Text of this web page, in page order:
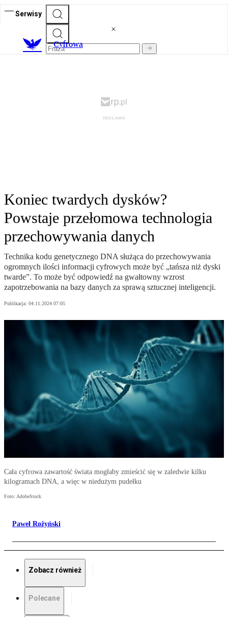
Serwisy
Cyfrowa
Koniec twardych dysków?
Powstaje przełomowa technologia
przechowywania danych
Technika kodu genetycznego DNA służąca do przechowywania
ogromnych ilości informacji cyfrowych może być „tańsza niż dyski
twarde”. To może być odpowiedź na gwałtowny wzrost
zapotrzebowania na bazy danych za sprawą sztucznej inteligencji.
Publikacja: 04.11.2024 07:05
Cała cyfrowa zawartość świata mogłaby zmieścić się w zaledwie kilku
kilogramach DNA, a więc w niedużym pudełku
Foto: AdobeStock
Paweł Rożyński
Zobacz również
Polecane